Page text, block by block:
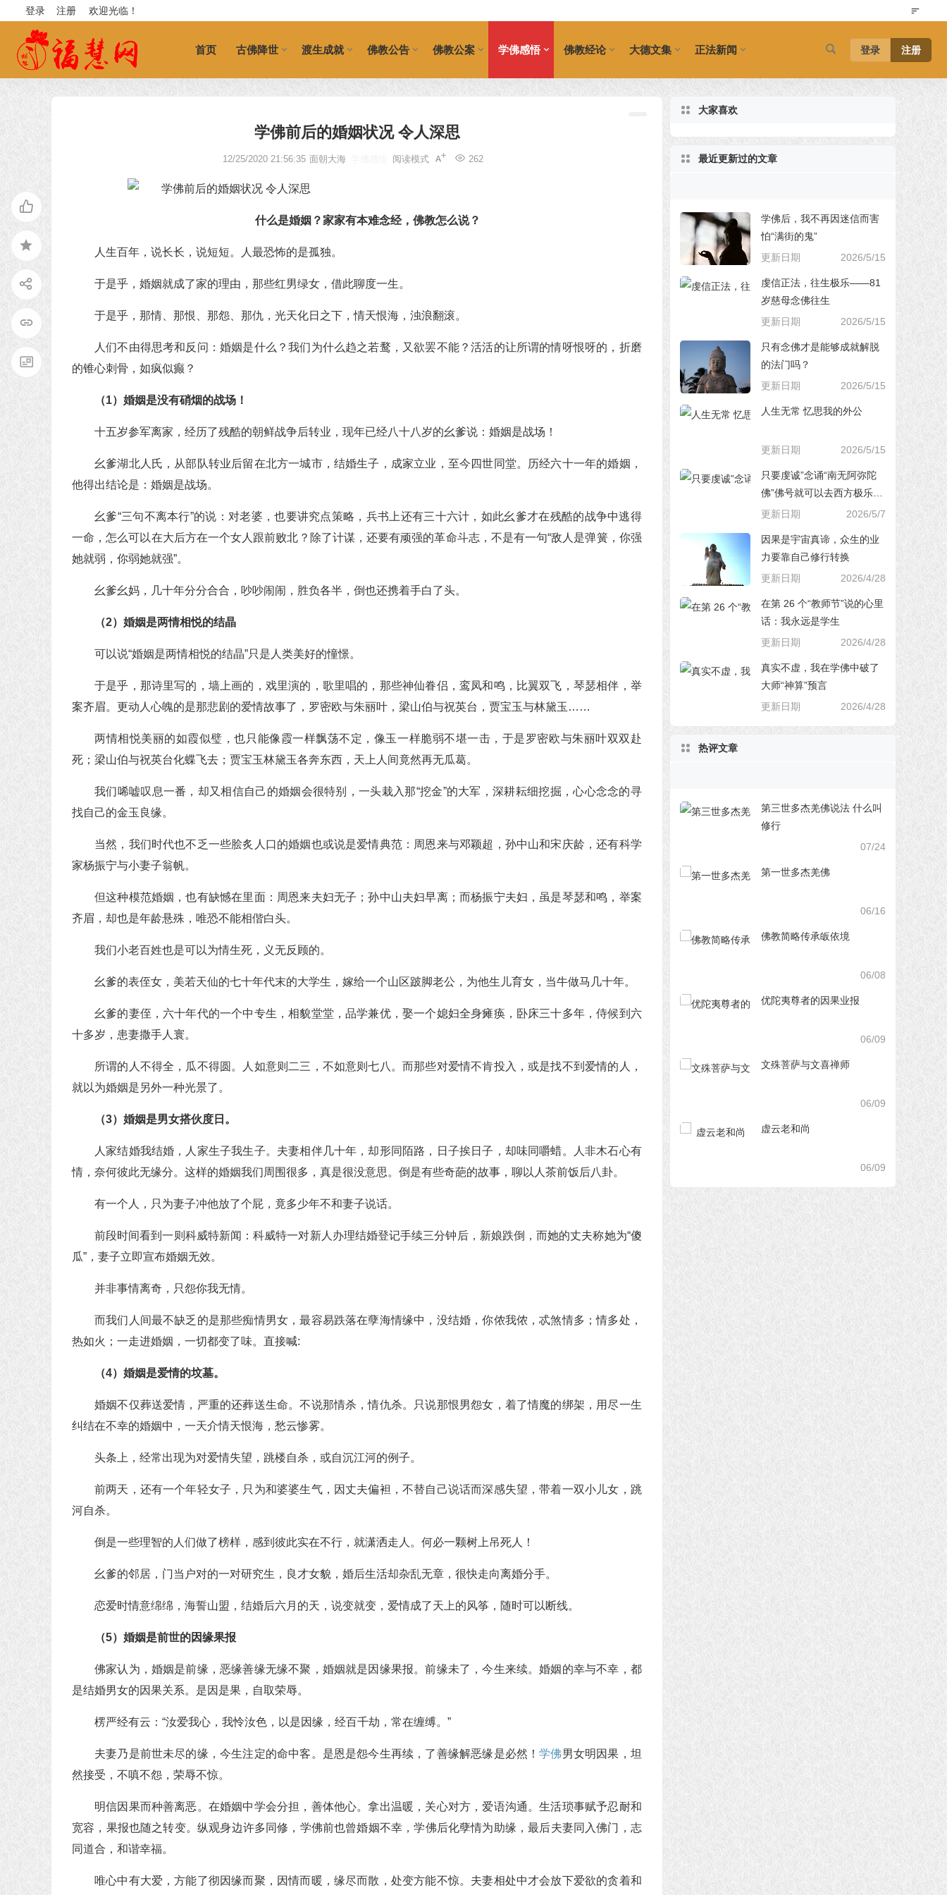
欢迎光临！
登录 注册
首页 古佛降世 渡生成就 佛教公告 佛教公案 学佛感悟 佛教经论 大德文集 正法新闻 登录 注册
学佛前后的婚姻状况 令人深思
12/25/2020 21:56:35 面朝大海 262
阅读模式
什么是婚姻？家家有本难念经，佛教怎么说？
人生百年，说长长，说短短。人最恐怖的是孤独。
于是乎，婚姻就成了家的理由，那些红男绿女，借此聊度一生。
于是乎，那情、那恨、那怨、那仇，光天化日之下，情天恨海，浊浪翻滚。
人们不由得思考和反问：婚姻是什么？我们为什么趋之若鹜，又欲罢不能？活活的让所谓的情呀恨呀的，折磨
的锥心刺骨，如疯似癫？
（1）婚姻是没有硝烟的战场！
十五岁参军离家，经历了残酷的朝鲜战争后转业，现年已经八十八岁的幺爹说：婚姻是战场！
幺爹湖北人氏，从部队转业后留在北方一城市，结婚生子，成家立业，至今四世同堂。历经六十一年的婚姻，
他得出结论是：婚姻是战场。
幺爹“三句不离本行”的说：对老婆，也要讲究点策略，兵书上还有三十六计，如此幺爹才在残酷的战争中逃得
一命，怎么可以在大后方在一个女人跟前败北？除了计谋，还要有顽强的革命斗志，不是有一句“敌人是弹簧，你强
她就弱，你弱她就强”。
幺爹幺妈，几十年分分合合，吵吵闹闹，胜负各半，倒也还携着手白了头。
（2）婚姻是两情相悦的结晶
可以说“婚姻是两情相悦的结晶”只是人类美好的憧憬。
于是乎，那诗里写的，墙上画的，戏里演的，歌里唱的，那些神仙眷侣，鸾凤和鸣，比翼双飞，琴瑟相伴，举
案齐眉。更动人心魄的是那悲剧的爱情故事了，罗密欧与朱丽叶，梁山伯与祝英台，贾宝玉与林黛玉……
两情相悦美丽的如霞似璧，也只能像霞一样飘荡不定，像玉一样脆弱不堪一击，于是罗密欧与朱丽叶双双赴
死；梁山伯与祝英台化蝶飞去；贾宝玉林黛玉各奔东西，天上人间竟然再无瓜葛。
我们唏嘘叹息一番，却又相信自己的婚姻会很特别，一头栽入那“挖金”的大军，深耕耘细挖掘，心心念念的寻
找自己的金玉良缘。
当然，我们时代也不乏一些脍炙人口的婚姻也或说是爱情典范：周恩来与邓颖超，孙中山和宋庆龄，还有科学
家杨振宁与小妻子翁帆。
但这种模范婚姻，也有缺憾在里面：周恩来夫妇无子；孙中山夫妇早离；而杨振宁夫妇，虽是琴瑟和鸣，举案
齐眉，却也是年龄悬殊，唯恐不能相偕白头。
我们小老百姓也是可以为情生死，义无反顾的。
幺爹的表侄女，美若天仙的七十年代末的大学生，嫁给一个山区跛脚老公，为他生儿育女，当牛做马几十年。
幺爹的妻侄，六十年代的一个中专生，相貌堂堂，品学兼优，娶一个媳妇全身瘫痪，卧床三十多年，侍候到六
十多岁，患妻撒手人寰。
所谓的人不得全，瓜不得圆。人如意则二三，不如意则七八。而那些对爱情不肯投入，或是找不到爱情的人，
就以为婚姻是另外一种光景了。
（3）婚姻是男女搭伙度日。
人家结婚我结婚，人家生子我生子。夫妻相伴几十年，却形同陌路，日子挨日子，却味同嚼蜡。人非木石心有
情，奈何彼此无缘分。这样的婚姻我们周围很多，真是很没意思。倒是有些奇葩的故事，聊以人茶前饭后八卦。
有一个人，只为妻子冲他放了个屁，竟多少年不和妻子说话。
前段时间看到一则科威特新闻：科威特一对新人办理结婚登记手续三分钟后，新娘跌倒，而她的丈夫称她为“傻
瓜”，妻子立即宣布婚姻无效。
并非事情离奇，只怨你我无情。
而我们人间最不缺乏的是那些痴情男女，最容易跌落在孽海情缘中，没结婚，你侬我侬，忒煞情多；情多处，
热如火；一走进婚姻，一切都变了味。直接喊:
（4）婚姻是爱情的坟墓。
婚姻不仅葬送爱情，严重的还葬送生命。不说那情杀，情仇杀。只说那恨男怨女，着了情魔的绑架，用尽一生
纠结在不幸的婚姻中，一天介情天恨海，愁云惨雾。
头条上，经常出现为对爱情失望，跳楼自杀，或自沉江河的例子。
前两天，还有一个年轻女子，只为和婆婆生气，因丈夫偏袒，不替自己说话而深感失望，带着一双小儿女，跳
河自杀。
倒是一些理智的人们做了榜样，感到彼此实在不行，就潇洒走人。何必一颗树上吊死人！
幺爹的邻居，门当户对的一对研究生，良才女貌，婚后生活却杂乱无章，很快走向离婚分手。
恋爱时情意绵绵，海誓山盟，结婚后六月的天，说变就变，爱情成了天上的风筝，随时可以断线。
（5）婚姻是前世的因缘果报
佛家认为，婚姻是前缘，恶缘善缘无缘不聚，婚姻就是因缘果报。前缘未了，今生来续。婚姻的幸与不幸，都
是结婚男女的因果关系。是因是果，自取荣辱。
楞严经有云：“汝爱我心，我怜汝色，以是因缘，经百千劫，常在缠缚。”
夫妻乃是前世未尽的缘，今生注定的命中客。是恩是怨今生再续，了善缘解恶缘是必然！学佛男女明因果，坦
然接受，不嗔不怨，荣辱不惊。
明信因果而种善离恶。在婚姻中学会分担，善体他心。拿出温暖，关心对方，爱语沟通。生活琐事赋予忍耐和
宽容，果报也随之转变。纵观身边许多同修，学佛前也曾婚姻不幸，学佛后化孽情为助缘，最后夫妻同入佛门，志
同道合，和谐幸福。
唯心中有大爱，方能了彻因缘而聚，因情而暖，缘尽而散，处变方能不惊。夫妻相处中才会放下爱欲的贪着和
大家喜欢
最近更新过的文章
学佛后，我不再因迷信而害
怕“满街的鬼”
更新日期
2026/5/15
虔信正法，往生极乐——81
岁慈母念佛往生
更新日期
2026/5/15
只有念佛才是能够成就解脱
的法门吗？
更新日期
2026/5/15
人生无常 忆思我的外公
更新日期 2026/5/15
只要虔诚”念诵“南无阿弥陀
佛”佛号就可以去西方极乐世
界，对吗？
更新日期 2026/5/7
因果是宇宙真谛，众生的业
力要靠自己修行转换
更新日期
2026/4/28
在第 26 个“教师节”说的心里
话：我永远是学生
更新日期
2026/4/28
真实不虚，我在学佛中破了
大师“神算”预言
更新日期
2026/4/28
热评文章
第三世多杰羌佛说法 什么叫
修行
07/24
第一世多杰羌佛
06/16
佛教简略传承皈依境
06/08
优陀夷尊者的因果业报
06/09
文殊菩萨与文喜禅师
06/09
虚云老和尚
06/09